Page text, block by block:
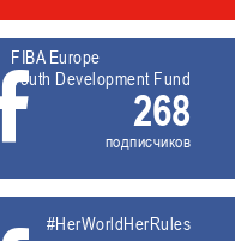
FIBA Europe
Youth Development Fund
268
подписчиков
#HerWorldHerRules